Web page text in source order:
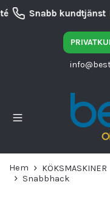
Snabb kundtjänst
Hem KÖKSMASKINER
Snabbhack